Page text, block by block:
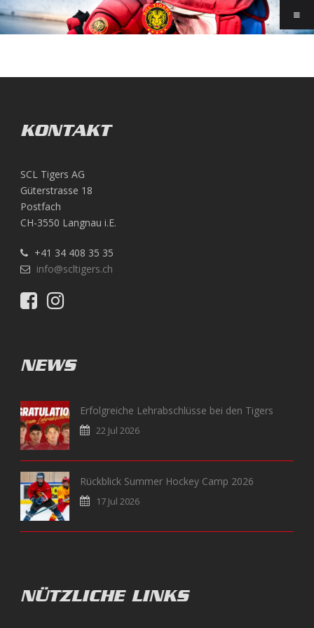
KONTAKT
SCL Tigers AG
Güterstrasse 18
Postfach
CH-3550 Langnau i.E.
+41 34 408 35 35
info@scltigers.ch
NEWS
Erfolgreiche Lehrabschlüsse bei den Tigers
22 Jul 2026
Rückblick Summer Hockey Camp 2026
17 Jul 2026
NÜTZLICHE LINKS